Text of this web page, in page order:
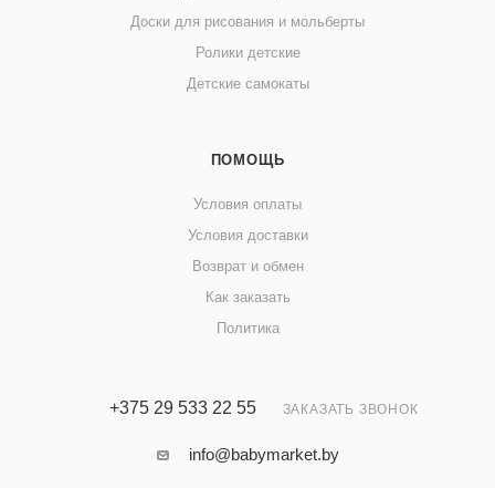
Доски для рисования и мольберты
Ролики детские
Детские самокаты
ПОМОЩЬ
Условия оплаты
Условия доставки
Возврат и обмен
Как заказать
Политика
+375 29 533 22 55 ЗАКАЗАТЬ ЗВОНОК
info@babymarket.by